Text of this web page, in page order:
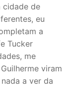
cidade de
eu
a
Tucker
me
viram
a ver da